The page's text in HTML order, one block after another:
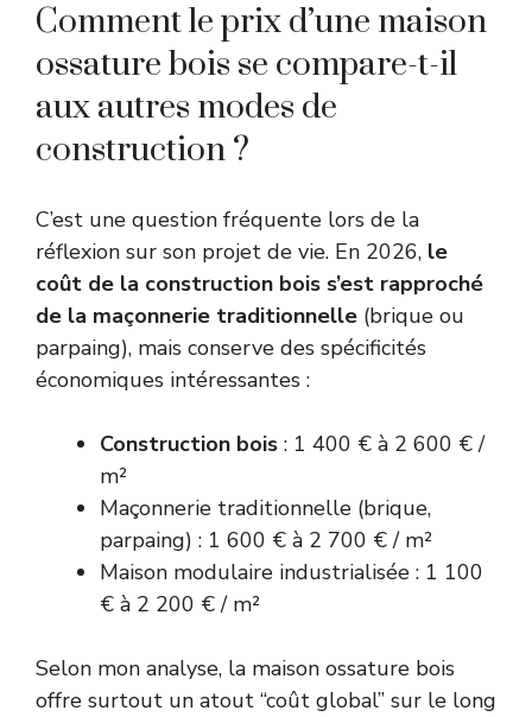
Comment le prix d’une maison
ossature bois se compare-t-il
aux autres modes de
construction ?
C’est une question fréquente lors de la
réflexion sur son projet de vie. En 2026, le
coût de la construction bois s’est rapproché
de la maçonnerie traditionnelle (brique ou
parpaing), mais conserve des spécificités
économiques intéressantes :
Construction bois : 1 400 € à 2 600 € /
m²
Maçonnerie traditionnelle (brique,
parpaing) : 1 600 € à 2 700 € / m²
Maison modulaire industrialisée : 1 100
€ à 2 200 € / m²
Selon mon analyse, la maison ossature bois
offre surtout un atout “coût global” sur le long